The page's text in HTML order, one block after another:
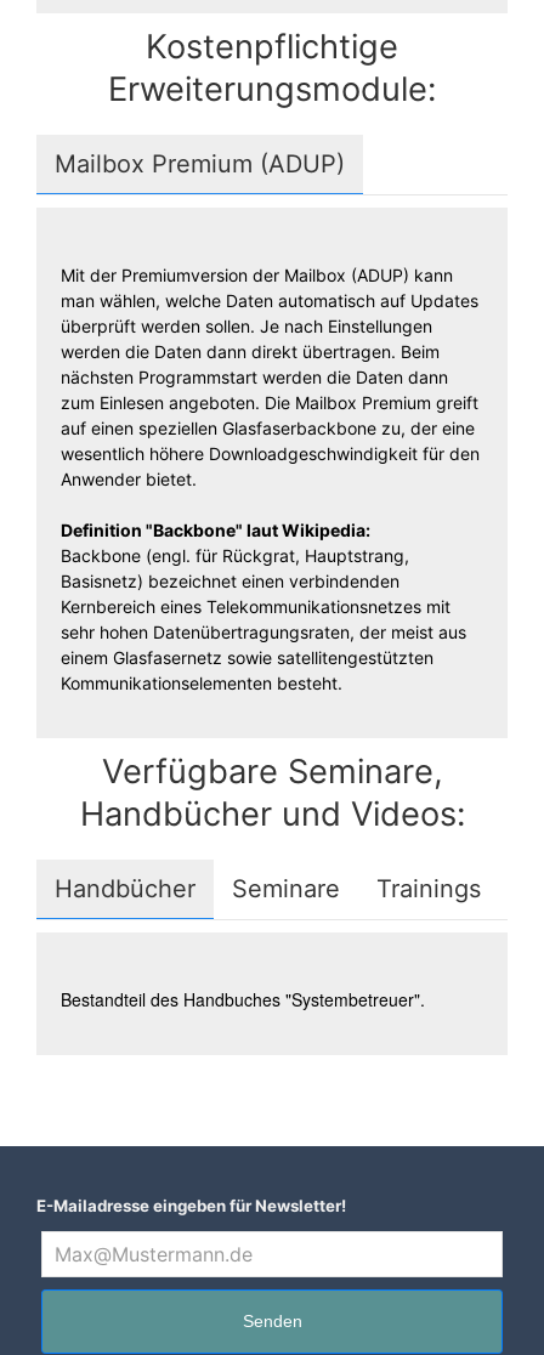
Kostenpflichtige
Erweiterungsmodule:
Mailbox Premium (ADUP)
Mit der Premiumversion der Mailbox (ADUP) kann
man wählen, welche Daten automatisch auf Updates
überprüft werden sollen. Je nach Einstellungen
werden die Daten dann direkt übertragen. Beim
nächsten Programmstart werden die Daten dann
zum Einlesen angeboten. Die Mailbox Premium greift
auf einen speziellen Glasfaserbackbone zu, der eine
wesentlich höhere Downloadgeschwindigkeit für den
Anwender bietet.
Definition "Backbone" laut Wikipedia:
Backbone (engl. für Rückgrat, Hauptstrang,
Basisnetz) bezeichnet einen verbindenden
Kernbereich eines Telekommunikationsnetzes mit
sehr hohen Datenübertragungsraten, der meist aus
einem Glasfasernetz sowie satellitengestützten
Kommunikationselementen besteht.
Verfügbare Seminare,
Handbücher und Videos:
Handbücher Seminare Trainings
Bestandteil des Handbuches "Systembetreuer".
E-Mailadresse eingeben für Newsletter!
Senden